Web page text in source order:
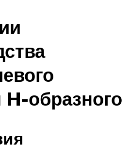
образного